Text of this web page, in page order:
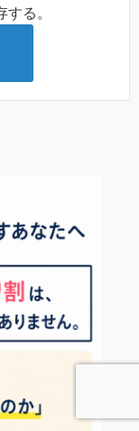
る。